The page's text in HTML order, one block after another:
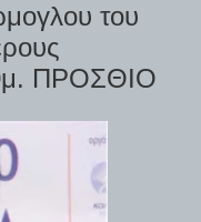
του
ΠΡΟΣΘΙΟ